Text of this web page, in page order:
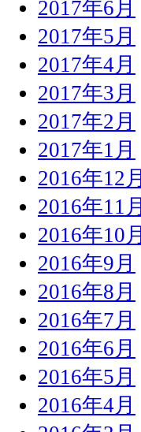
2017年6月
2017年5月
2017年4月
2017年3月
2017年2月
2017年1月
2016年12月
2016年11月
2016年10月
2016年9月
2016年8月
2016年7月
2016年6月
2016年5月
2016年4月